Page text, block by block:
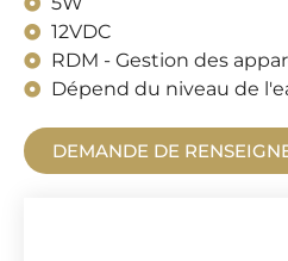
12VDC
RDM - Gestion des
Dépend du niveau de
DEMANDE DE